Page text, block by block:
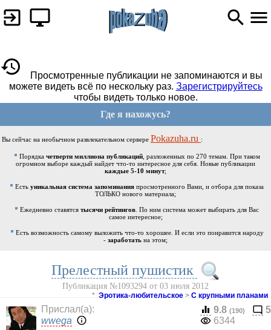
Просмотренные публикации не запоминаются и вы
можете видеть всё по нескольку раз. Зарегистрируйтесь
чтобы видеть только новое.
Где я нахожусь?
Вы сейчас на необычном развлекательном сервере Pokazuha.ru :
Порядка четверти миллиона публикаций, разложенных по 270 темам. При таком
огромном выборе каждый найдет что-то интересное для себя. Новые публикации
каждые 5-10 минут;
Есть уникальная система запоминания просмотренного Вами, и отбора для показа
ТОЛЬКО нового материала;
Ежедневно ставятся тысячи рейтингов . По ним система может выбирать для Вас
самое интересное;
Есть возможность самому выложить что-то хорошее. И если это понравится народу
- заработать на этом;
Прелестный пушистик
Публикация №1093294 от 03 июля 2012
* Эротика-любительское > С крупными планами
Прислал(a):
wwega
9.8 (190)
5
6344